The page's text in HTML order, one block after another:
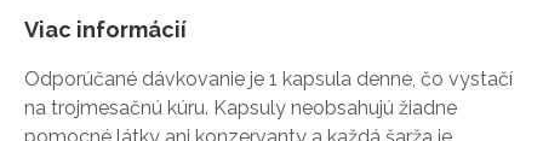
Viac informácií
Odporúčané dávkovanie je 1 kapsula denne, čo vystačí
na trojmesačnú kúru. Kapsuly neobsahujú žiadne
pomocné látky ani konzervanty a každá šarža je